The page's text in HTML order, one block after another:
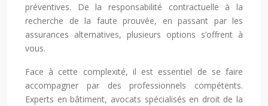
préventives. De la responsabilité contractuelle à la
recherche de la faute prouvée, en passant par les
assurances alternatives, plusieurs options s’offrent à
vous.
Face à cette complexité, il est essentiel de se faire
accompagner par des professionnels compétents.
Experts en bâtiment, avocats spécialisés en droit de la